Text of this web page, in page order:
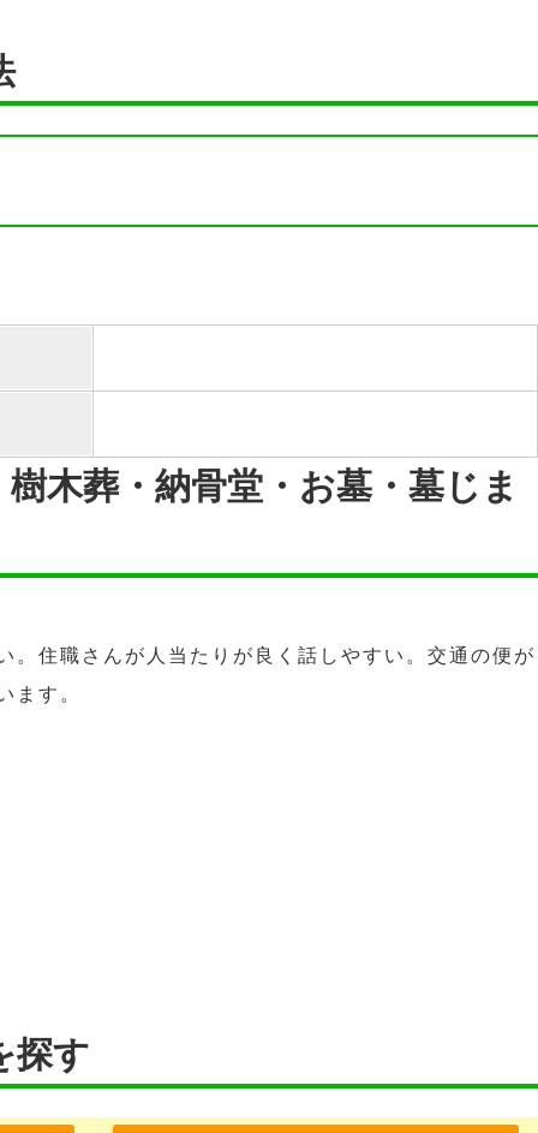
木葬・納骨堂・お墓・墓じま
。住職さんが人当たりが良く話しやすい。交通の便が
ます。
探す